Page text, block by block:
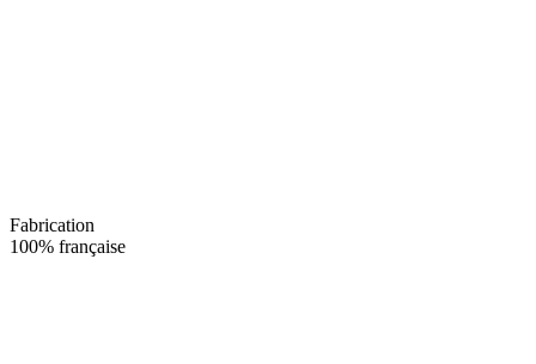
Fabrication
100% française